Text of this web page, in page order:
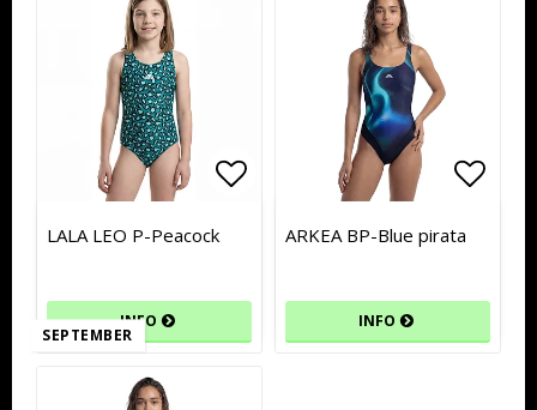
Lägg till i favoritlistan
Lägg till i favoritlistan
LALA LEO P-Peacock
INFO
ARKEA BP-Blue pirata
INFO
SEPTEMBER